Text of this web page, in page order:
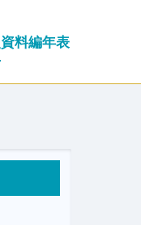
資料編年表